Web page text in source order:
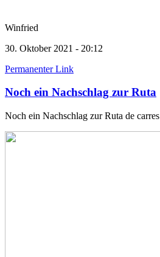
Winfried
30. Oktober 2021 - 20:12
Permanenter Link
Noch ein Nachschlag zur Ruta
Noch ein Nachschlag zur Ruta de carres